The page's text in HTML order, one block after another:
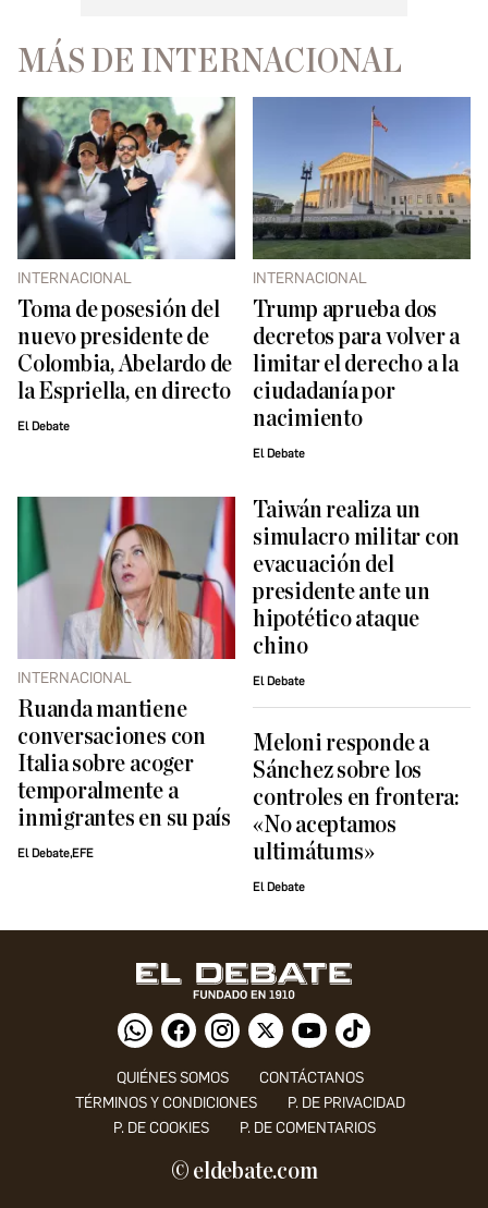
MÁS DE INTERNACIONAL
INTERNACIONAL
Toma de posesión del
nuevo presidente de
Colombia, Abelardo de
la Espriella, en directo
El Debate
INTERNACIONAL
Trump aprueba dos
decretos para volver a
limitar el derecho a la
ciudadanía por
nacimiento
El Debate
INTERNACIONAL
Ruanda mantiene
conversaciones con
Italia sobre acoger
temporalmente a
inmigrantes en su país
El Debate,EFE
Taiwán realiza un
simulacro militar con
evacuación del
presidente ante un
hipotético ataque
chino
El Debate
Meloni responde a
Sánchez sobre los
controles en frontera:
«No aceptamos
ultimátums»
El Debate
QUIÉNES SOMOS
CONTÁCTANOS
TÉRMINOS Y CONDICIONES
P. DE PRIVACIDAD
P. DE COOKIES
P. DE COMENTARIOS
© eldebate.com